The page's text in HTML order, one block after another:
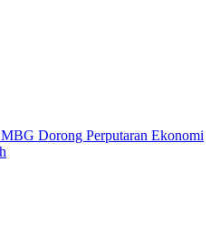
Dorong Perputaran Ekonomi